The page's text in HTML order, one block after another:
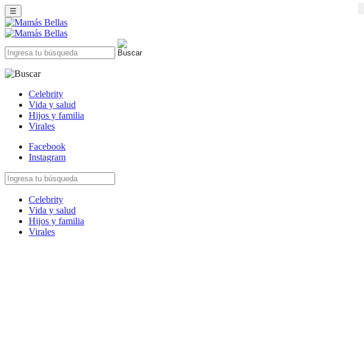
☰
Celebrity
Vida y salud
Hijos y familia
Virales
Facebook
Instagram
Celebrity
Vida y salud
Hijos y familia
Virales